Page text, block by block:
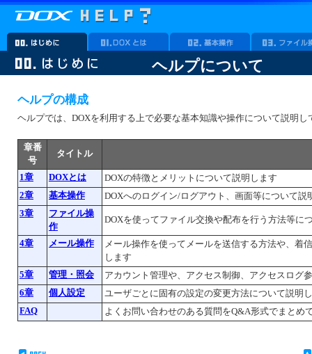
ヘルプについて
ヘルプの構成
ヘルプでは、DOXを利用する上で必要な基本知識や操作について説明
章番
号
タイトル
1章 DOXとは
DOXの特徴とメリットについて説明します
2章
基本操作
DOXへのログイン/ログアウト、画面等について説
3章
ファイル操
作
DOXを使ってファイル交換や配布を行う方法等に
4章 メール操作
メール操作を使ってメールを送信する方法や、着
します
5章
管理・照会
アカウント管理や、アクセス制御、アクセスログ
6章
個人設定
ユーザごとに固有の設定の変更方法について説明
FAQ
よくお問い合わせのある質問をQ&A形式でまとめ